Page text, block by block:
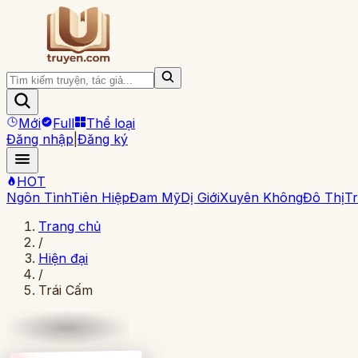
Mới Full
Thể loại
Đăng nhập Đăng ký
HOT
Ngôn TìnhTiên HiệpĐam MỹDị GiớiXuyên KhôngĐô Thị
Trang chủ
/
Hiện đại
/
Trái Cấm